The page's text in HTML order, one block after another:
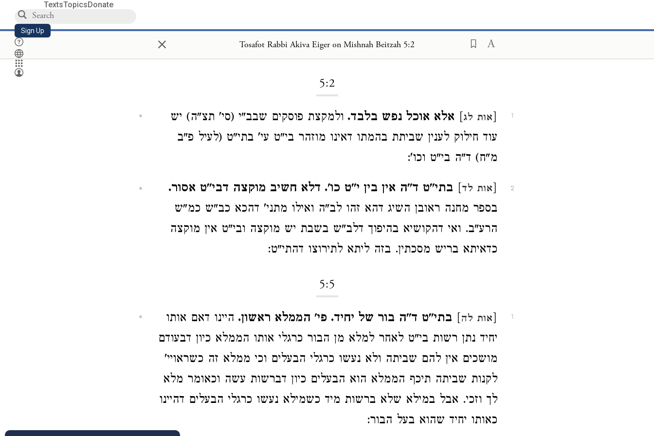
TextsTopicsDonate
Sign Up × Tosafot Rabbi Akiva Eiger on Mishnah Beitzah 5:2
5:2
1
[אות לג] אלא אוכל נפש בלבד. ולמקצת פוסקים שבב"י (סי' תצ"ה) יש
עוד חילוק לענין שביתת בהמתו דאינו מוזהר בי"ט עי' בתי"ט (לעיל פ"ב
מ"ח) ד"ה בי"ט וכו':
2
[אות לד] בתי"ט ד"ה אין בין י"ט כו'. דלא חשיב מוקצה דבי"ט אסור.
בספר מחנה ראובן השיג דהא זהו לב"ה ואילו מתני' דהכא כב"ש כמ"ש
הרע"ב. ואי דהקושיא בהיפוך דלב"ש בשבת יש מוקצה ובי"ט אין מוקצה
כדאיתא בריש מסכתין. בזה ליתא לתירוצו דהתי"ט:
5:5
1
[אות לה] בתי"ט ד"ה בור של יחיד. פי' הממלא ראשון. היינו דאם אותו
יחיד נתן רשות בי"ט לאחר למלא מן הבור כרגלי אותו הממלא כיון דבעודם
מושכים אין להם שביתה ולא נעשו כרגלי הבעלים וכי ממלא זה כשראויי'
לקנות שביתה תיכף הממלא הוא הבעלים כיון דברשות עשה וכאומר מלא
לך וזכי. אבל במילא שלא ברשות מיד כשמילא נעשו כרגלי הבעלים דהיינו
כאותו יחיד שהוא בעל הבור: